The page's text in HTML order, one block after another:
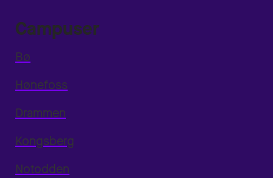
Campuser
Bø
Hønefoss
Drammen
Kongsberg
Notodden